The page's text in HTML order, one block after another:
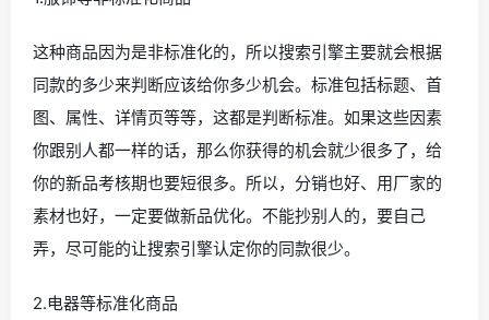
这种商品因为是非标准化的，所以搜索引擎主要就会根据
同款的多少来判断应该给你多少机会。标准包括标题、首
图、属性、详情页等等，这都是判断标准。如果这些因素
你跟别人都一样的话，那么你获得的机会就少很多了，给
你的新品考核期也要短很多。所以，分销也好、用厂家的
素材也好，一定要做新品优化。不能抄别人的，要自己
弄，尽可能的让搜索引擎认定你的同款很少。
2.电器等标准化商品